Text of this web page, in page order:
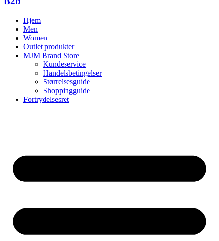
Hjem
Men
Women
Outlet produkter
MJM Brand Store
Kundeservice
Handelsbetingelser
Størrelsesguide
Shoppingguide
Fortrydelsesret